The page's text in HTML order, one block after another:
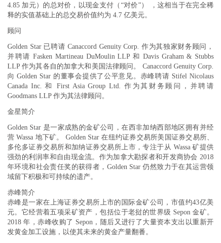
4.85 加元）的总对价，以现金支付（“对价”） ，这相当于在完全稀
释的实值基础上的总交易价值约为 4.7 亿美元。
顾问
Golden Star 已聘请 Canaccord Genuity Corp. 作为其独家财务顾问，
并聘请 Fasken Martineau DuMoulin LLP 和 Davis Graham & Stubbs
LLP 作为其各自的加拿大和美国法律顾问。 Canaccord Genuity Corp.
向 Golden Star 的董事会提供了公平意见。赤峰聘请 Stifel Nicolaus
Canada Inc. 和 First Asia Group Ltd. 作为其财务顾问，并聘请
Goodmans LLP 作为其法律顾问。
金星简介
Golden Star 是一家成熟的金矿公司，在西非加纳西部地区拥有并经
营 Wassa 地下矿。 Golden Star 在纽约证券交易所美国证券交易所、
多伦多证券交易所和加纳证券交易所上市，专注于从 Wassa 矿提供
强劲的利润率和自由现金流。作为加拿大勘探者和开发商协会 2018
年环境和社会责任奖的获得者，Golden Star 仍然致力于在其运营领
域留下积极和可持续的遗产。
赤峰简介
赤峰是一家在上海证券交易所上市的国际金矿公司，市值约43亿美
元。它经营着五项采矿资产，包括位于老挝的世界级 Sepon 金矿。
2018 年，赤峰收购了 Sepon，随后又进行了大量资本支出以重新开
发黄金加工设施，以使其未来的黄金产量翻番。